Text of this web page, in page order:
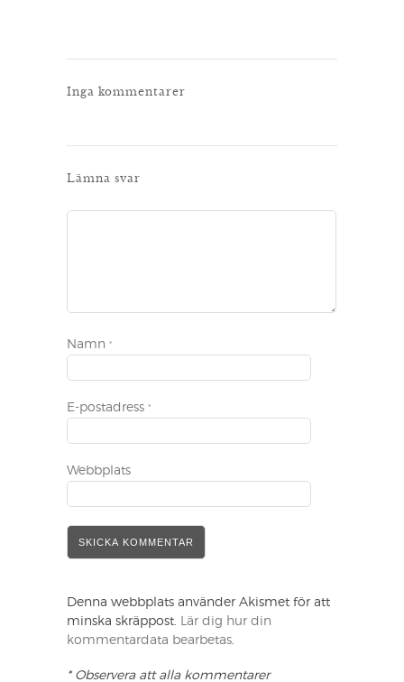
Inga kommentarer
Lämna svar
Namn *
E-postadress *
Webbplats
Denna webbplats använder Akismet för att
minska skräppost.
Lär dig hur din
kommentardata bearbetas
* Observera att alla kommentarer